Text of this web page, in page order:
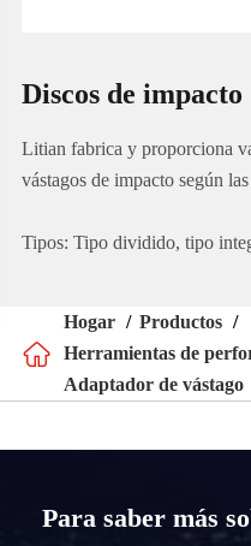
Discos de impacto
Litian fabrica y proporciona
vástagos de impacto según
Tipos: Tipo dividido, tipo

Hogar
Productos
Herramientas de
Adaptador de vástago
Para saber más